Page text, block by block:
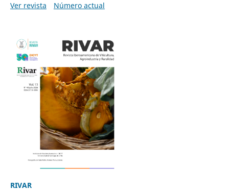
Ver revista
Número actual
RIVAR